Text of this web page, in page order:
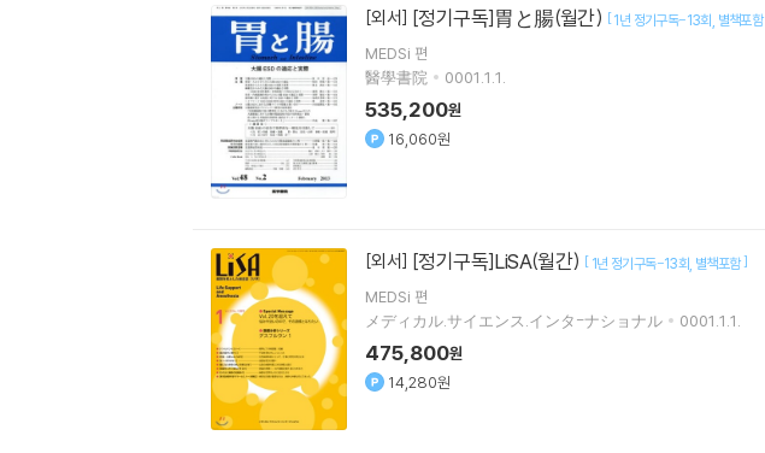
[외서] [정기구독]胃と腸(월간) [1년 정기구독-13회 별책포함
MEDSi 편
醫學書院
0001.1.1.
535,200원
16,060원
[외서] [정기구독]LiSA(월간) [ 1년 정기구독-13회 별책포함]
MEDSi 편
メディカル.サイエンス.インタ-ナショナル
0001.1.1.
475,800원
14,280원